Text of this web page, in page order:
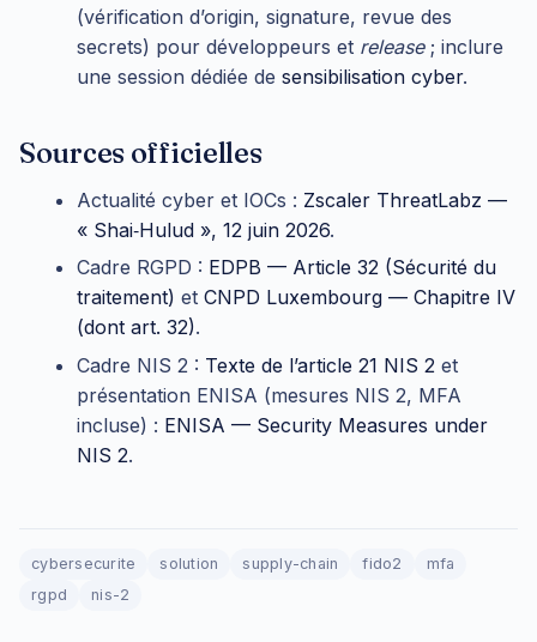
(vérification d’origin, signature, revue des
secrets) pour développeurs et release; inclure
une session dédiée de sensibilisation cyber.
Sources officielles
Actualité cyber et IOCs : Zscaler ThreatLabz —
« Shai‑Hulud », 12 juin 2026.
Cadre RGPD : EDPB — Article 32 (Sécurité du
traitement) et CNPD Luxembourg — Chapitre IV
(dont art. 32).
Cadre NIS 2 : Texte de l’article 21 NIS 2 et
présentation ENISA (mesures NIS 2, MFA
incluse) : ENISA — Security Measures under
NIS 2.
cybersecurite solution supply-chain fido2
mfa
rgpd
nis-2